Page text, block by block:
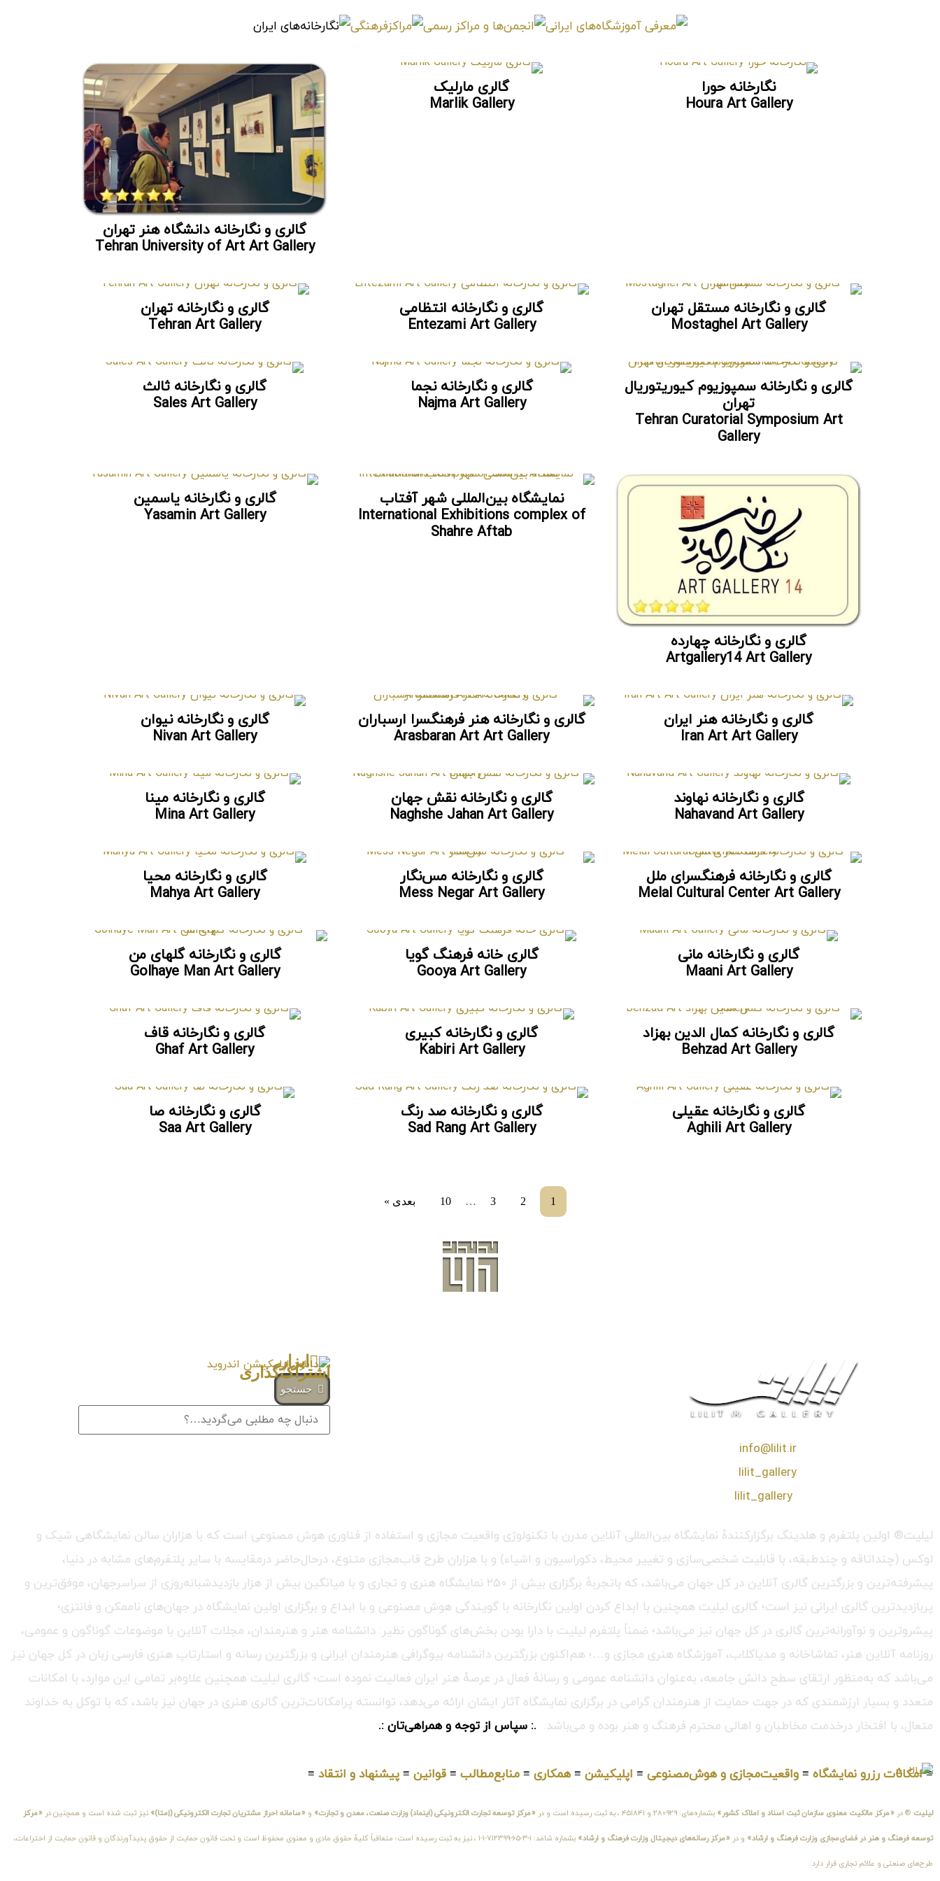
نگارخانه حورا
Houra Art Gallery
گالری مارلیک
Marlik Gallery
گالری و نگارخانه دانشگاه هنر تهران
Tehran University of Art Art Gallery
گالری و نگارخانه مستقل تهران
Mostaghel Art Gallery
گالری و نگارخانه انتظامی
Entezami Art Gallery
گالری و نگارخانه تهران
Tehran Art Gallery
گالری و نگارخانه سمپوزیوم کیوریتوریال
تهران
Tehran Curatorial Symposium Art
Gallery
گالری و نگارخانه نجما
Najma Art Gallery
گالری و نگارخانه ثالث
Sales Art Gallery
گالری و نگارخانه چهارده
Artgallery14 Art Gallery
نمایشگاه بین‌المللی شهر آفتاب
International Exhibitions complex of
Shahre Aftab
گالری و نگارخانه یاسمین
Yasamin Art Gallery
گالری و نگارخانه هنر ایران
Iran Art Art Gallery
گالری و نگارخانه هنر فرهنگسرا ارسباران
Arasbaran Art Art Gallery
گالری و نگارخانه نیوان
Nivan Art Gallery
گالری و نگارخانه نهاوند
Nahavand Art Gallery
گالری و نگارخانه نقش جهان
Naghshe Jahan Art Gallery
گالری و نگارخانه مینا
Mina Art Gallery
گالری و نگارخانه فرهنگسرای ملل
Melal Cultural Center Art Gallery
گالری و نگارخانه مس‌نگار
Mess Negar Art Gallery
گالری و نگارخانه محیا
Mahya Art Gallery
گالری و نگارخانه مانی
Maani Art Gallery
گالری خانه فرهنگ گویا
Gooya Art Gallery
گالری و نگارخانه گلهای من
Golhaye Man Art Gallery
گالری و نگارخانه کمال الدین بهزاد
Behzad Art Gallery
گالری و نگارخانه کبیری
Kabiri Art Gallery
گالری و نگارخانه قاف
Ghaf Art Gallery
گالری و نگارخانه عقیلی
Aghili Art Gallery
گالری و نگارخانه صد رنگ
Sad Rang Art Gallery
گالری و نگارخانه صا
Saa Art Gallery
1
2
3
…
10 بعدی »
info@lilit.ir
lilit_gallery
lilit_gallery
جستجو
لیلیت® اولین پلتفرم و هلدینگ برگزارکنندهٔ نمایشگاه بین‌المللی آنلاین مدرن با تکنولوژی واقعیت مجازی و استفاده از فناوری هوش مصنوعی است که با هزاران سالن نمایشگاهی شیک و
لوکس (چنداتاقه و چندطبقه، با قابلیت شخصی‌سازی و تغییر محیط، دکوراسیون و اشیاء) و با هزاران طرح قاب‌مجازی متنوع، درحال‌حاضر درمقایسه با سایر پلتفرم‌های مشابه در دنیا،
پیشرفته‌ترین و بزرگترین گالری آنلاین در کل جهان می‌باشد، که باتجربهٔ برگزاری بیش از ۲۵۰ نمایشگاه هنری و تجاری و با میانگین بیش از هزار بازدیدشبانه‌روزی از سراسرجهان، موفق‌ترین و
پربازدیدترین گالری ایرانی نیز است؛ گالری لیلیت همچنین با ابداع کردن اولین نگارخانه با گویندگی هوش مصنوعی و با ابداع و برگزاری اولین نمایشگاه در جهان‌های ناممکن و فانتزی؛
پیشروترین و نوآورانه‌ترین گالری در کل جهان نیز می‌باشد؛ ضمناً پلتفرم لیلیت با دارا بودن بخش‌های گوناگون نظیر: دانشنامه هنر و هنرمندان، مجلات آنلاین با موضوعات گوناگون و عمومی،
روزنامه آنلاین هنر، تماشاخانه و مدیاکلاب، آموزشگاه هنری مجازی و…؛ هم‌اکنون بزرگترین دانشنامه بیوگرافی هنرمندان ایرانی و بزرگترین رسانه و استارتاپ هنری فارسی زبان در کل جهان نیز
می‌باشد که به‌منظور ارتقای سطح دانش جامعه، به‌عنوان دانشنامه عمومی و رسانهٔ فعال در عرصهٔ هنر ایران فعالیت نموده است؛ گالری لیلیت همچنین علاوه‌بر تمامی این موارد، با امکانات
متعدد و بسیار ارزشمندی که در جهت حمایت از هنرمندان گرامی در برگزاری نمایشگاه آثار ایشان ارائه می‌دهد، توانسته پرامکانات‌ترین گالری هنری در جهان نیز باشد، که با توکل به خداوند
متعال، با افتخار درخدمت مخاطبان و اهالی محترم فرهنگ و هنر بوده و می‌باشد. .: سپاس از توجه و همراهی‌تان :.
≡امکانات رزرو نمایشگاه ≡ واقعیت‌مجازی و هوش‌مصنوعی ≡ اپلیکیشن ≡ همکاری ≡ منابع‌مطالب ≡ قوانین ≡ پیشنهاد و انتقاد ≡
لیلیت ® در «مرکز مالکیت معنوی سازمان ثبت اسناد و املاک کشور» بشماره‌های: ۲۸۰۹۲۹ و ۴۵۱۸۴۱ ، به ثبت رسیده است و در «مرکز توسعه تجارت الکترونیکی (اینماد) وزارت صنعت، معدن و تجارت» و «سامانه احراز مشتریان تجارت الکترونیکی (اِمتا)» نیز ثبت شده است و همچنین در «مرکز
توسعه فرهنگ و هنر در فضای‌مجازی وزارت فرهنگ و ارشاد» و در «مرکز رسانه‌های دیجیتال وزارت فرهنگ و ارشاد» بشماره شامَد: ۱-۳-۶۵-۷۱۲۳۹۹-۱-۱ ، نیز به ثبت رسیده است؛ متعاقباً کلیهٔ حقوق مادی و معنوی محفوظ است و تحت قانون حمایت از حقوق پدیدآورندگان و قانون حمایت از اختراعات،
طرح‌های صنعتی و علائم تجاری قرار دارد.